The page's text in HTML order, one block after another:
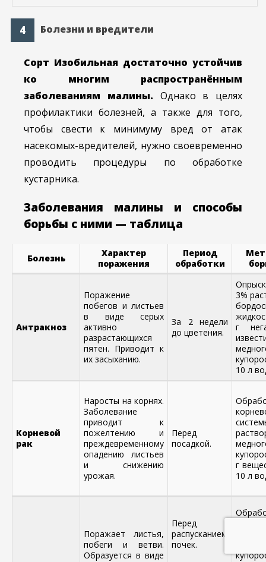
Болезни и вредители
Сорт Изобильная достаточно устойчив
ко многим распространённым
заболеваниям малины. Однако в целях
профилактики болезней, а также для того,
чтобы свести к минимуму вред от атак
насекомых-вредителей, нужно своевременно
проводить процедуры по обработке
кустарника.
Заболевания малины и способы
борьбы с ними — таблица
Болезнь
Характер
поражения
Период
обработки
Антракноз
Поражение
побегов и листьев
в виде серых
активно
разрастающихся
пятен. Приводит к
их засыханию.
За 2 недели
до цветения.
3%
г
10 л
Корневой
рак
Наросты на корнях.
Заболевание
приводит к
пожелтению и
преждевременному
опадению листьев
и снижению
урожая.
Перед
посадкой.
г
10 л
Поражает листья,
побеги и ветви.
Образуется в виде
Перед
распусканием
почек.